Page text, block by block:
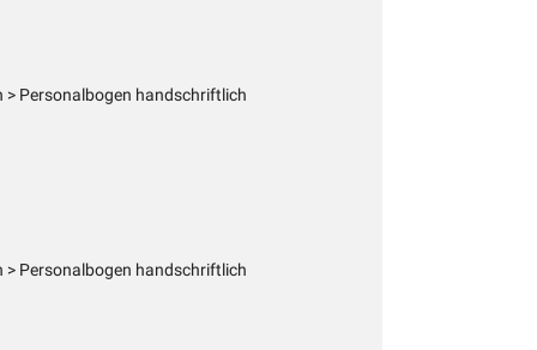
> Personalbogen handschriftlich
> Personalbogen handschriftlich